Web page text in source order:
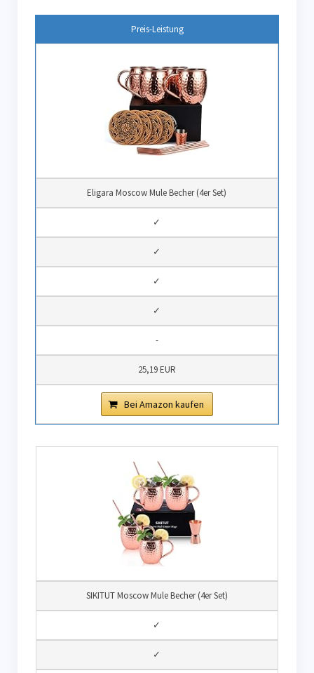
Preis-Leistung
Eligara Moscow Mule Becher (4er Set)
✓
✓
✓
✓
-
25,19 EUR
Bei Amazon kaufen
SIKITUT Moscow Mule Becher (4er Set)
✓
✓